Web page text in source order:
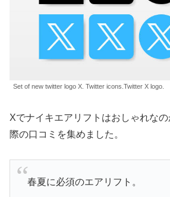
Set of new twitter logo X. Twitter icons.Twitter X logo.
Xでナイキエアリフトはおしゃれな
際の口コミを集めました。
春夏に必須のエアリフト。